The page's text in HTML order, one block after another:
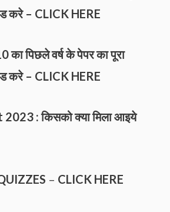
करे – CLICK HERE
10 का पिछले वर्ष के पेपर का पूरा
करे – CLICK HERE
: किसको क्या मिला आइये
– CLICK HERE